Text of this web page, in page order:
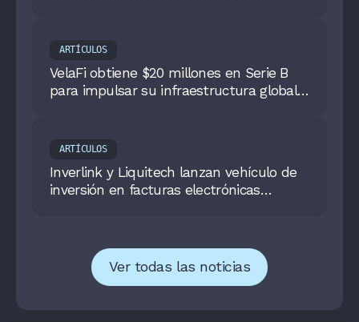
ARTÍCULOS
VelaFi obtiene $20 millones en Serie B
para impulsar su infraestructura global
ARTÍCULOS
Inverlink y Liquitech lanzan vehículo de
inversión en facturas electrónicas
Ver todas las noticias